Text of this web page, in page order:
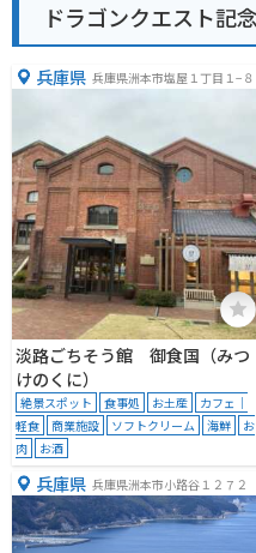
ドラゴンクエスト記
兵庫県 兵庫県洲本市塩屋１丁目１−８
淡路ごちそう館 御食国（みつ
けのくに）
絶景スポット 食事処 お土産
カフェ｜
軽食
商業施設 ソフトクリーム 海鮮
お
肉
お酒
兵庫県 兵庫県洲本市小路谷１２７２